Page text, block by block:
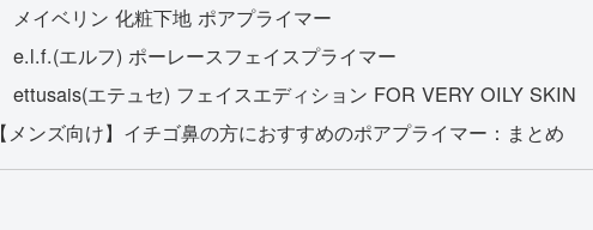
メイベリン 化粧下地 ポアプライマー
e.l.f.(エルフ) ポーレースフェイスプライマー
ettusais(エテュセ) フェイスエディション FOR VERY OILY SKIN
【メンズ向け】イチゴ鼻の方におすすめのポアプライマー：まとめ